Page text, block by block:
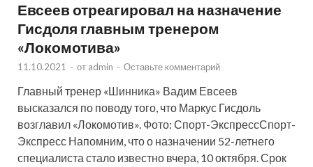
Евсеев отреагировал на назначение
Гисдоля главным тренером
«Локомотива»
11.10.2021 - от admin - Оставьте комментарий
Главный тренер «Шинника» Вадим Евсеев
высказался по поводу того, что Маркус Гисдоль
возглавил «Локомотив». Фото: Спорт-ЭкспрессСпорт-
Экспресс Напомним, что о назначении 52-летнего
специалиста стало известно вчера, 10 октября. Срок